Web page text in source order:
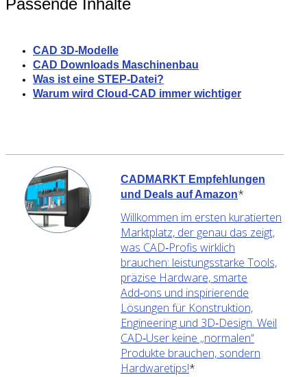
Passende Inhalte
CAD 3D-Modelle
CAD Downloads Maschinenbau
Was ist eine STEP-Datei?
Warum wird Cloud-CAD immer wichtiger
CADMARKT Empfehlungen
und Deals auf Amazon*
Willkommen im ersten kuratierten
Marktplatz, der genau das zeigt,
was CAD‑Profis wirklich
brauchen: leistungsstarke Tools,
präzise Hardware, smarte
Add‑ons und inspirierende
Lösungen für Konstruktion,
Engineering und 3D‑Design. Weil
CAD‑User keine „normalen“
Produkte brauchen, sondern
Hardwaretips!*